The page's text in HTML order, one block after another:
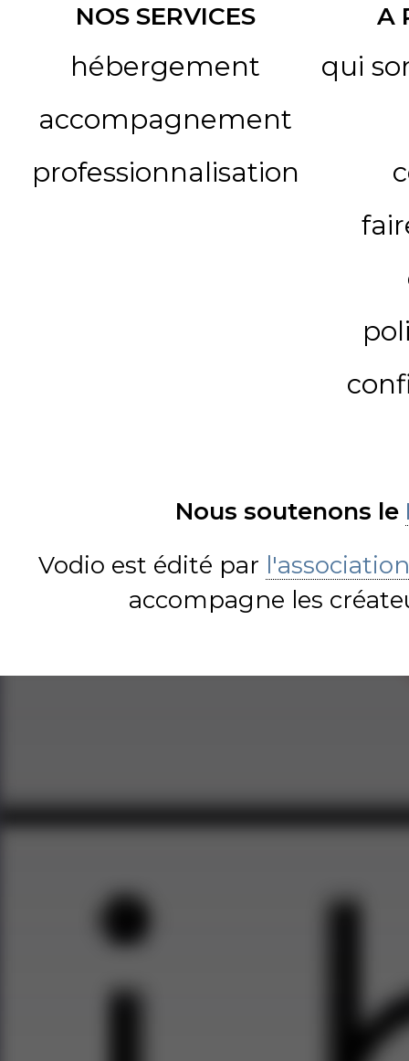
NOS SERVICES
hébergement
accompagnement
professionnalisation
A
qui